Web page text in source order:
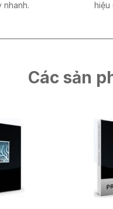
hiệu
Các sản